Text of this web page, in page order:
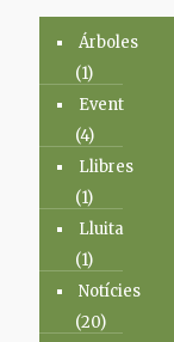
Árboles
(1)
Event
(4)
Llibres
(1)
Lluita
(1)
Notícies
(20)